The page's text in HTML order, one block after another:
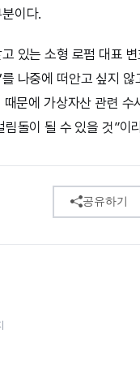
이다.
있는 소형 로펌 대표
나중에 떠안고 싶지
문에 가상자산 관련
돌이 될 수 있을 것”이
공유하기